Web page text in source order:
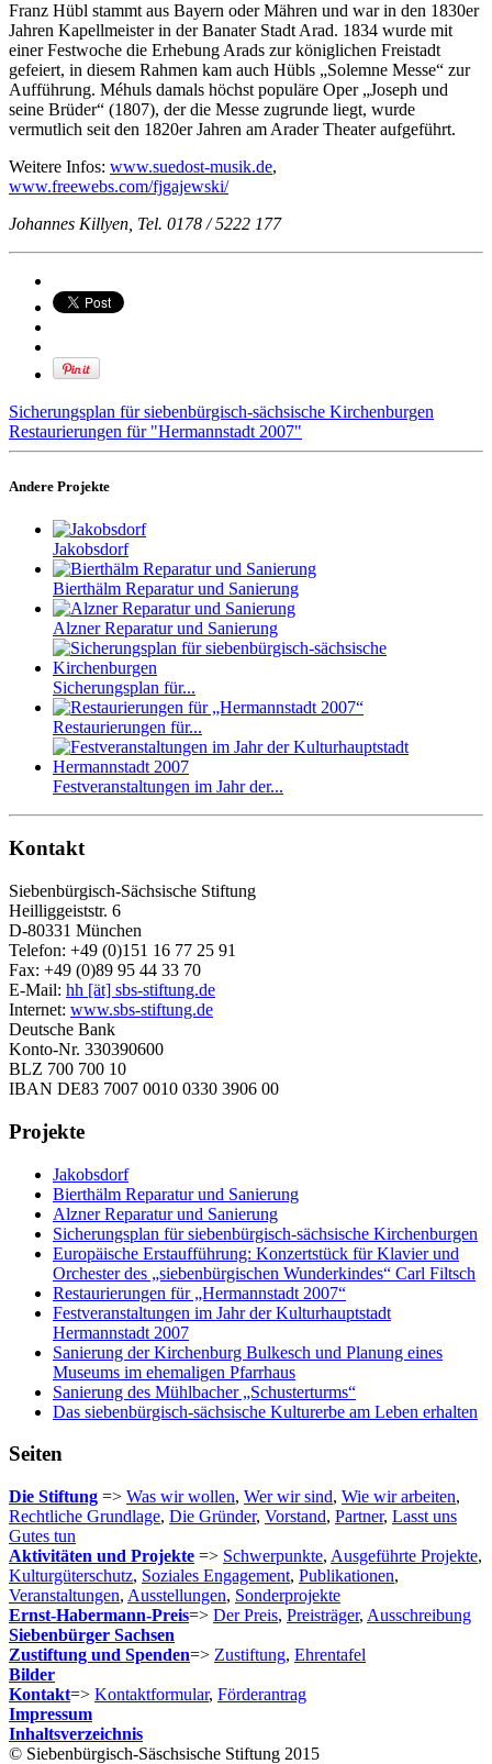
Franz Hübl stammt aus Bayern oder Mähren und war in den 1830er
Jahren Kapellmeister in der Banater Stadt Arad. 1834 wurde mit
einer Festwoche die Erhebung Arads zur königlichen Freistadt
gefeiert, in diesem Rahmen kam auch Hübls „Solemne Messe“ zur
Aufführung. Méhuls damals höchst populäre Oper „Joseph und
seine Brüder“ (1807), der die Messe zugrunde liegt, wurde
vermutlich seit den 1820er Jahren am Arader Theater aufgeführt.
Weitere Infos: www.suedost-musik.de,
www.freewebs.com/fjgajewski/
Johannes Killyen, Tel. 0178 / 5222 177
Sicherungsplan für siebenbürgisch-sächsische Kirchenburgen
Restaurierungen für "Hermannstadt 2007"
Andere Projekte
Jakobsdorf
Bierthälm Reparatur und Sanierung
Alzner Reparatur und Sanierung
Sicherungsplan für...
Restaurierungen für...
Festveranstaltungen im Jahr der...
Kontakt
Siebenbürgisch-Sächsische Stiftung
Heilliggeiststr. 6
D-80331 München
Telefon: +49 (0)151 16 77 25 91
Fax: +49 (0)89 95 44 33 70
E-Mail: hh [ät] sbs-stiftung.de
Internet: www.sbs-stiftung.de
Deutsche Bank
Konto-Nr. 330390600
BLZ 700 700 10
IBAN DE83 7007 0010 0330 3906 00
Projekte
Jakobsdorf
Bierthälm Reparatur und Sanierung
Alzner Reparatur und Sanierung
Sicherungsplan für siebenbürgisch-sächsische Kirchenburgen
Europäische Erstaufführung: Konzertstück für Klavier und
Orchester des „siebenbürgischen Wunderkindes“ Carl Filtsch
Restaurierungen für „Hermannstadt 2007“
Festveranstaltungen im Jahr der Kulturhauptstadt
Hermannstadt 2007
Sanierung der Kirchenburg Bulkesch und Planung eines
Museums im ehemaligen Pfarrhaus
Sanierung des Mühlbacher „Schusterturms“
Das siebenbürgisch-sächsische Kulturerbe am Leben erhalten
Seiten
Die Stiftung => Was wir wollen, Wer wir sind, Wie wir arbeiten,
Rechtliche Grundlage, Die Gründer, Vorstand, Partner, Lasst uns
Gutes tun
Aktivitäten und Projekte => Schwerpunkte, Ausgeführte Projekte,
Kulturgüterschutz, Soziales Engagement, Publikationen,
Veranstaltungen, Ausstellungen, Sonderprojekte
Ernst-Habermann-Preis=> Der Preis, Preisträger, Ausschreibung
Siebenbürger Sachsen
Zustiftung und Spenden=> Zustiftung, Ehrentafel
Bilder
Kontakt=> Kontaktformular, Förderantrag
Impressum
Inhaltsverzeichnis
© Siebenbürgisch-Säschsische Stiftung 2015